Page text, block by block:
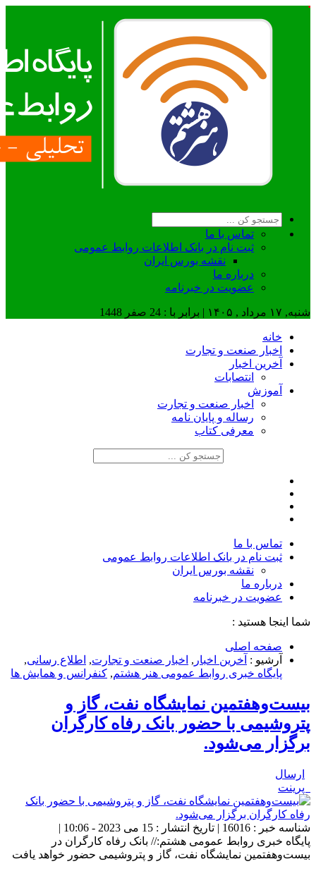
تماس با ما
ثبت نام در بانک اطلاعات روابط عمومی
نقشه بورس ایران
درباره ما
عضويت در خبرنامه
شنبه, ۱۷ مرداد , ۱۴۰۵ | برابر با : 24 صفر 1448
خانه
اخبار صنعت و تجارت
آخرین اخبار
انتصابات
آموزش
اخبار صنعت و تجارت
رساله و پایان نامه
معرفی کتاب
تماس با ما
ثبت نام در بانک اطلاعات روابط عمومی
نقشه بورس ایران
درباره ما
عضويت در خبرنامه
شما اینجا هستید :
صفحه اصلی
آرشیو : آخرین اخبار , اخبار صنعت و تجارت, اطلاع رسانی,
پایگاه خبری روابط عمومی هنر هشتم, كنفرانس و همايش ها
بیست‌وهفتمین نمایشگاه نفت، گاز و
پتروشیمی با حضور بانک رفاه کارگران
برگزار می‌شود.
ارسال
پرینت
شناسه خبر : 16016 | تاریخ انتشار : 15 می 2023 - 10:06 |
پایگاه خبری روابط عمومی هشتم:// بانک رفاه کارگران در
بیست‌وهفتمین نمایشگاه نفت، گاز و پتروشیمی حضور خواهد یافت